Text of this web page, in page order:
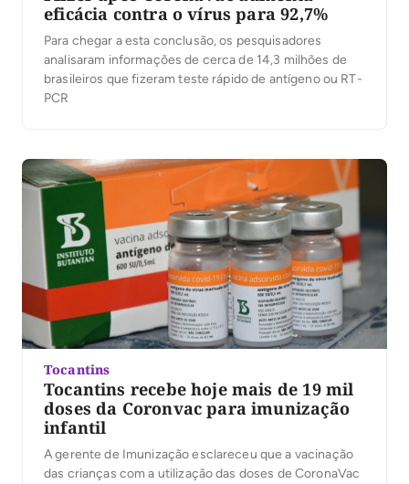
eficácia contra o vírus para 92,7%
Para chegar a esta conclusão, os pesquisadores
analisaram informações de cerca de 14,3 milhões de
brasileiros que fizeram teste rápido de antígeno ou RT-
PCR
Tocantins
Tocantins recebe hoje mais de 19 mil
doses da Coronvac para imunização
infantil
A gerente de Imunização esclareceu que a vacinação
das crianças com a utilização das doses de CoronaVac